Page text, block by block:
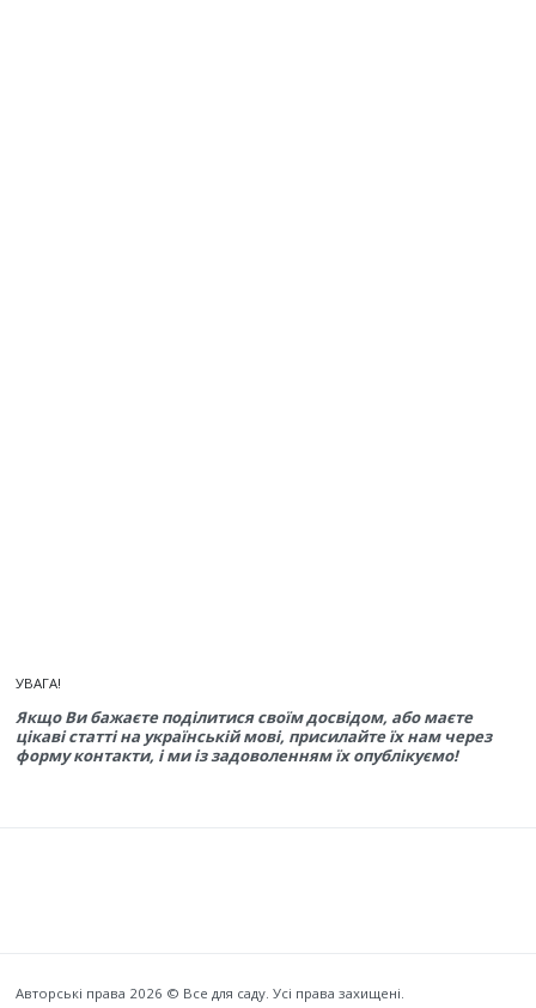
УВАГА!
Якщо Ви бажаєте поділитися своїм досвідом, або маєте
цікаві статті на українській мові, присилайте їх нам через
форму контакти, і ми із задоволенням їх опублікуємо!
Авторські права 2026 © Все для саду. Усі права захищені.